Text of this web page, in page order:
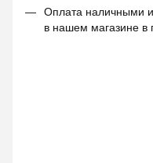
Оплата наличными
в нашем магазине в